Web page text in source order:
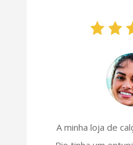
A minha loja de